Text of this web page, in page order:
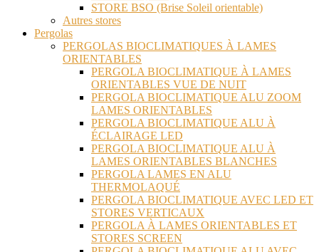
STORE BSO (Brise Soleil orientable)
Autres stores
Pergolas
PERGOLAS BIOCLIMATIQUES À LAMES
ORIENTABLES
PERGOLA BIOCLIMATIQUE À LAMES
ORIENTABLES VUE DE NUIT
PERGOLA BIOCLIMATIQUE ALU ZOOM
LAMES ORIENTABLES
PERGOLA BIOCLIMATIQUE ALU À
ÉCLAIRAGE LED
PERGOLA BIOCLIMATIQUE ALU À
LAMES ORIENTABLES BLANCHES
PERGOLA LAMES EN ALU
THERMOLAQUÉ
PERGOLA BIOCLIMATIQUE AVEC LED ET
STORES VERTICAUX
PERGOLA À LAMES ORIENTABLES ET
STORES SCREEN